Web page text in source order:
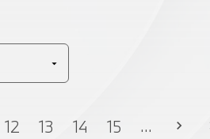
12 13 14 15 ... chevron_right